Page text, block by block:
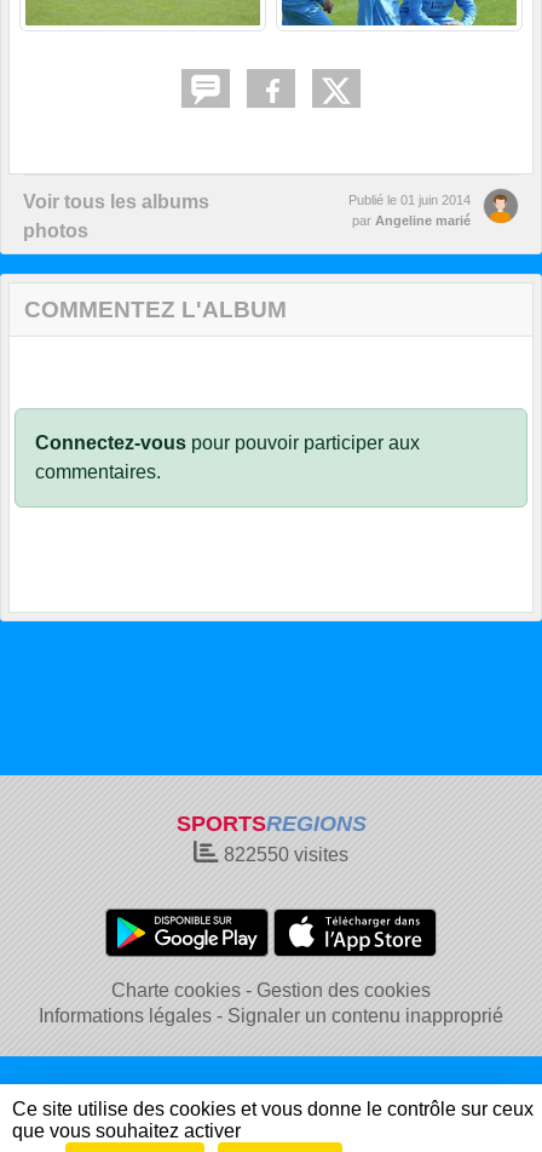
Voir tous les albums
photos
Publié le 01 juin 2014
par Angeline marié
COMMENTEZ L'ALBUM
Connectez-vous pour pouvoir participer aux
commentaires.
SPORTSREGIONS
822550 visites
Charte cookies
Gestion des cookies
Informations légales
Signaler un contenu inapproprié
Ce site utilise des cookies et vous donne le contrôle sur ceux
que vous souhaitez activer